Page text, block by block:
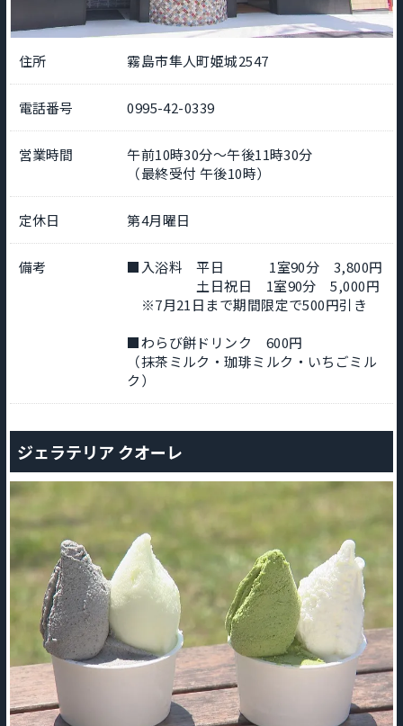
住所 霧島市隼人町姫城2547
電話番号 0995-42-0339
営業時間
午前10時30分～午後11時30分
（最終受付 午後10時）
定休日 第4月曜日
備考
■入浴料 平日 1室90分 3,800円
土日祝日 1室90分 5,000円
※7月21日まで期間限定で500円引き
■わらび餅ドリンク 600円
（抹茶ミルク・珈琲ミルク・いちごミル
ク）
ジェラテリア クオーレ